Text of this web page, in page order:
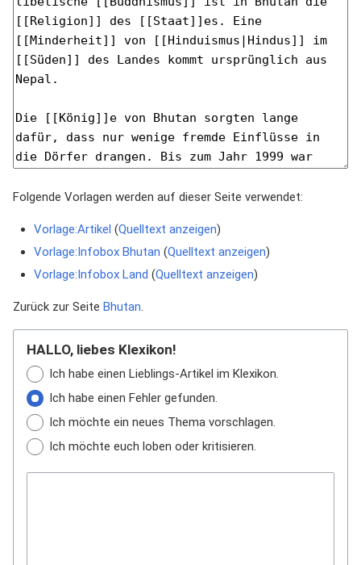
Folgende Vorlagen werden auf dieser Seite verwendet:
Vorlage:Artikel (Quelltext anzeigen)
Vorlage:Infobox Bhutan (Quelltext anzeigen)
Vorlage:Infobox Land (Quelltext anzeigen)
Zurück zur Seite Bhutan.
HALLO, liebes Klexikon!
Ich habe einen Lieblings-Artikel im Klexikon.
Ich habe einen Fehler gefunden.
Ich möchte ein neues Thema vorschlagen.
Ich möchte euch loben oder kritisieren.